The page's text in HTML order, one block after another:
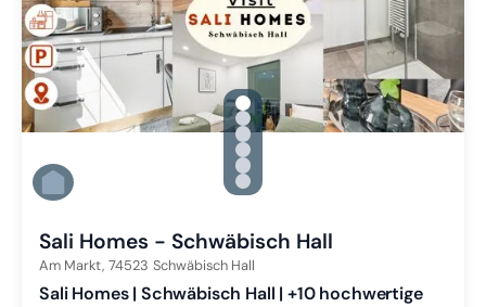
gallery.slide_selector
Zu Slide 1 wechseln
Zu Slide 2 wechseln
Zu Slide 3 wechseln
Zu Slide 4 wechseln
Zu Slide 5 wechseln
Zu Slide 6 wechseln
Sali Homes - Schwäbisch Hall
Am Markt, 74523 Schwäbisch Hall
Sali Homes | Schwäbisch Hall | +10 hochwertige